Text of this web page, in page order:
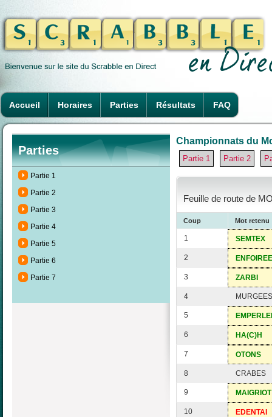
Accueil Horaires Parties Résultats FAQ
Parties
Partie 1
Partie 2
Partie 3
Partie 4
Partie 5
Partie 6
Partie 7
Championnats du
Partie 1 Partie 2
Feuille de route de
Coup Mot retenu
1 SEMTEX
2 ENFOIREE
3 ZARBI
4 MURGEES
5
6 HA(C)H
7 OTONS
8 CRABES
9 MAIGRIOT
10 EDENTAI